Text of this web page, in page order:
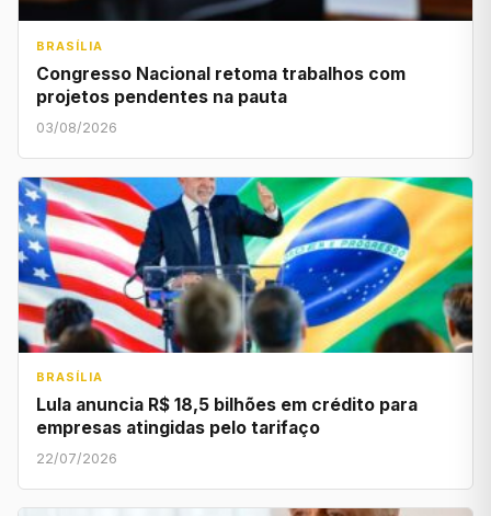
BRASÍLIA
Congresso Nacional retoma trabalhos com
projetos pendentes na pauta
03/08/2026
BRASÍLIA
Lula anuncia R$ 18,5 bilhões em crédito para
empresas atingidas pelo tarifaço
22/07/2026